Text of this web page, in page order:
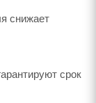
снижает
срок